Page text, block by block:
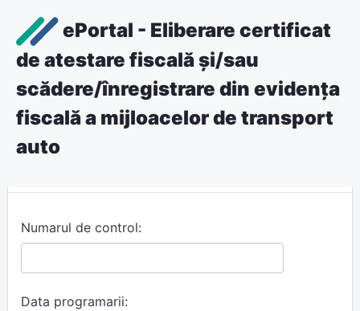
ePortal - Eliberare certificat
de atestare fiscală și/sau
scădere/înregistrare din evidența
fiscală a mijloacelor de transport
auto
Pentru anulare completati datele
Numarul de control:
Data programarii: